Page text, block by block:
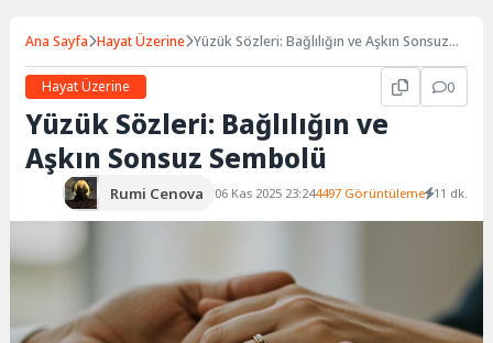
Ana Sayfa Hayat Üzerine Yüzük Sözleri: Bağlılığın ve Aşkın Sonsuz
Hayat Üzerine
0
Yüzük Sözleri: Bağlılığın ve
Aşkın Sonsuz Sembolü
Rumi Cenova 06 Kas 2025 23:244497 Görüntüleme 11 dk.